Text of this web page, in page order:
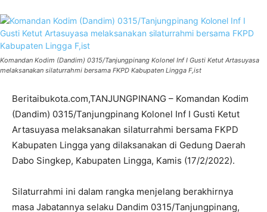
Komandan Kodim (Dandim) 0315/Tanjungpinang Kolonel Inf I Gusti Ketut Artasuyasa
melaksanakan silaturrahmi bersama FKPD Kabupaten Lingga F,ist
Beritaibukota.com,TANJUNGPINANG – Komandan Kodim
(Dandim) 0315/Tanjungpinang Kolonel Inf I Gusti Ketut
Artasuyasa melaksanakan silaturrahmi bersama FKPD
Kabupaten Lingga yang dilaksanakan di Gedung Daerah
Dabo Singkep, Kabupaten Lingga, Kamis (17/2/2022).
Silaturrahmi ini dalam rangka menjelang berakhirnya
masa Jabatannya selaku Dandim 0315/Tanjungpinang,